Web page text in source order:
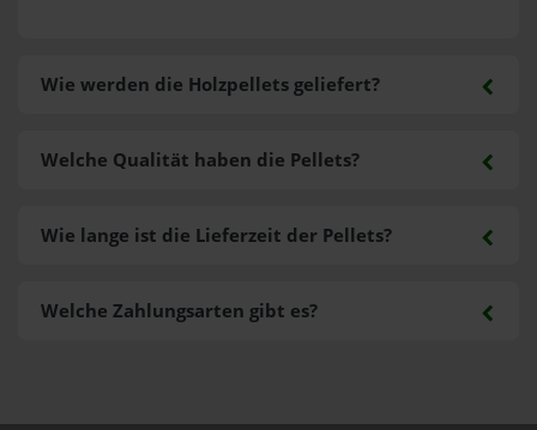
Wie werden die Holzpellets geliefert?
Welche Zahlungsarten gibt es?
Welche Qualität haben die Pellets?
Wie lange ist die Lieferzeit der Pellets?